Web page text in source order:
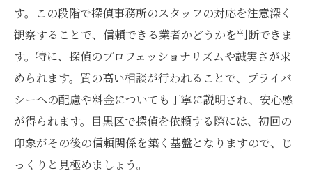
す。この段階で探偵事務所のスタッフの対応を注意深く
観察することで、信頼できる業者かどうかを判断できま
す。特に、探偵のプロフェッショナリズムや誠実さが求
められます。質の高い相談が行われることで、プライバ
シーへの配慮や料金についても丁寧に説明され、安心感
が得られます。目黒区で探偵を依頼する際には、初回の
印象がその後の信頼関係を築く基盤となりますので、じ
っくりと見極めましょう。